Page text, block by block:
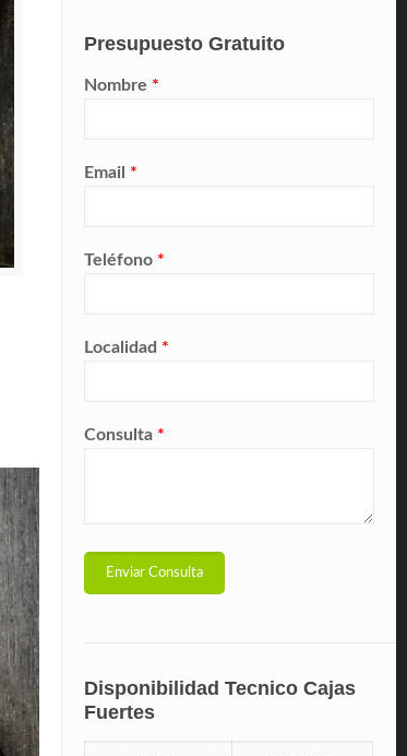
Presupuesto Gratuito
Nombre *
Email *
Teléfono *
Localidad *
Consulta *
Disponibilidad Tecnico Cajas
Fuertes